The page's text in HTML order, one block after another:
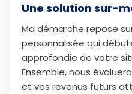
Une solution sur-
Ma démarche repose
personnalisée qui
approfondie de votre
Ensemble, nous
et vos revenus futurs